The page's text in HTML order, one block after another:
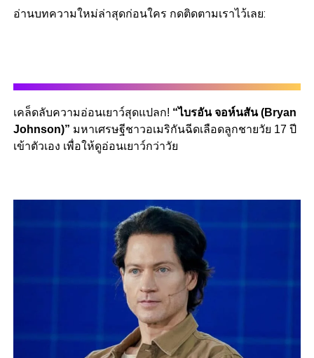
อ่านบทความใหม่ล่าสุดก่อนใคร กดติดตามเราไว้เลย:
เคล็ดลับความอ่อนเยาว์สุดแปลก! “ไบรอัน จอห์นสัน (Bryan
Johnson)” มหาเศรษฐีชาวอเมริกันฉีดเลือดลูกชายวัย 17 ปี
เข้าตัวเอง เพื่อให้ดูอ่อนเยาว์กว่าวัย